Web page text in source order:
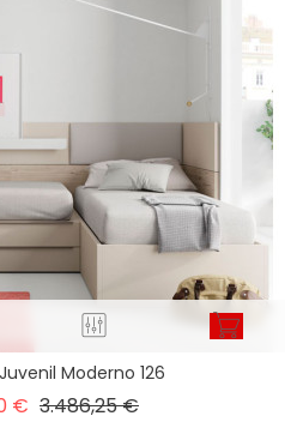
Moderno 126
€ Precio
3.486,25 €Precio